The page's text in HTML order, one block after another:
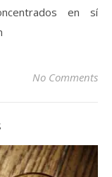
en sí
No Comments